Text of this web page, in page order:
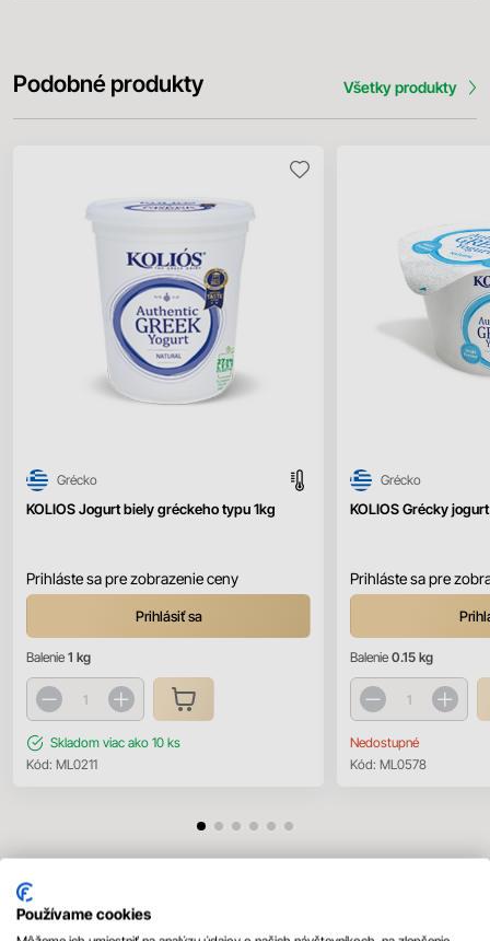
Podobné produkty Všetky produkty
KOLIOS Jogurt biely gréckeho typu 1kg
Grécko
Prihláste sa pre zobrazenie ceny
Prihlásiť sa
Balenie 1 kg
Skladom viac ako 10 ks
Kód: ML0211
KOLIOS Grécky
Grécko
Prihláste sa pre
Balenie 0.15 kg
Nedostupné
Kód: ML0578
Mohlo by sa vám páčiť
Používame cookies